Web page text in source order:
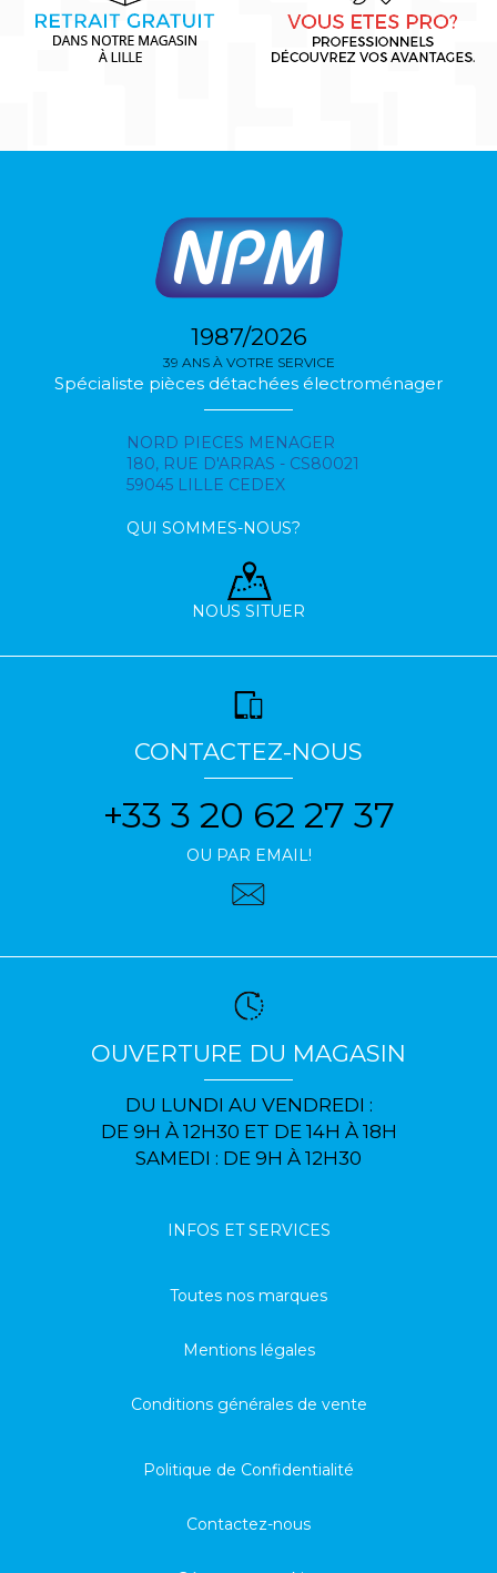
1987/2026
39 ANS À VOTRE SERVICE
Spécialiste pièces détachées électroménager
NORD PIECES MENAGER
180, RUE D'ARRAS - CS80021
59045 LILLE CEDEX
QUI SOMMES-NOUS?
NOUS SITUER
CONTACTEZ-NOUS
+33 3 20 62 27 37
OU PAR EMAIL!
OUVERTURE DU MAGASIN
DU LUNDI AU VENDREDI :
DE 9H À 12H30 ET DE 14H À 18H
SAMEDI : DE 9H À 12H30
INFOS ET SERVICES
Toutes nos marques
Mentions légales
Conditions générales de vente
Politique de Confidentialité
Contactez-nous